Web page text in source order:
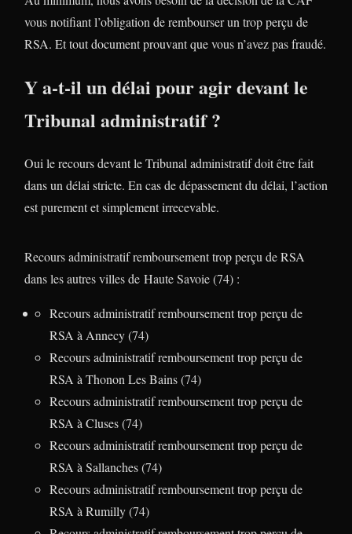
vous notifiant l’obligation de rembourser un trop perçu de
RSA. Et tout document prouvant que vous n’avez pas fraudé.
Y a-t-il un délai pour agir devant le
Tribunal administratif ?
Oui le recours devant le Tribunal administratif doit être fait
dans un délai stricte. En cas de dépassement du délai, l’action
est purement et simplement irrecevable.
Recours administratif remboursement trop perçu de RSA
dans les autres villes de Haute Savoie (74) :
Recours administratif remboursement trop perçu de
RSA à Annecy (74)
Recours administratif remboursement trop perçu de
RSA à Thonon Les Bains (74)
Recours administratif remboursement trop perçu de
RSA à Cluses (74)
Recours administratif remboursement trop perçu de
RSA à Sallanches (74)
Recours administratif remboursement trop perçu de
RSA à Rumilly (74)